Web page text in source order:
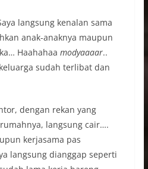
langsung kenalan sama
anak-anaknya maupun
Haahahaa modyaaaar..
sudah terlibat dan
dengan rekan yang
langsung cair….
kerjasama pas
langsung dianggap seperti